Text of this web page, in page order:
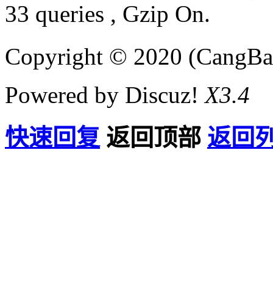
33 queries , Gzip On.
Copyright © 2020
Powered by Discuz!X3.4
快速回复 返回顶部 返回